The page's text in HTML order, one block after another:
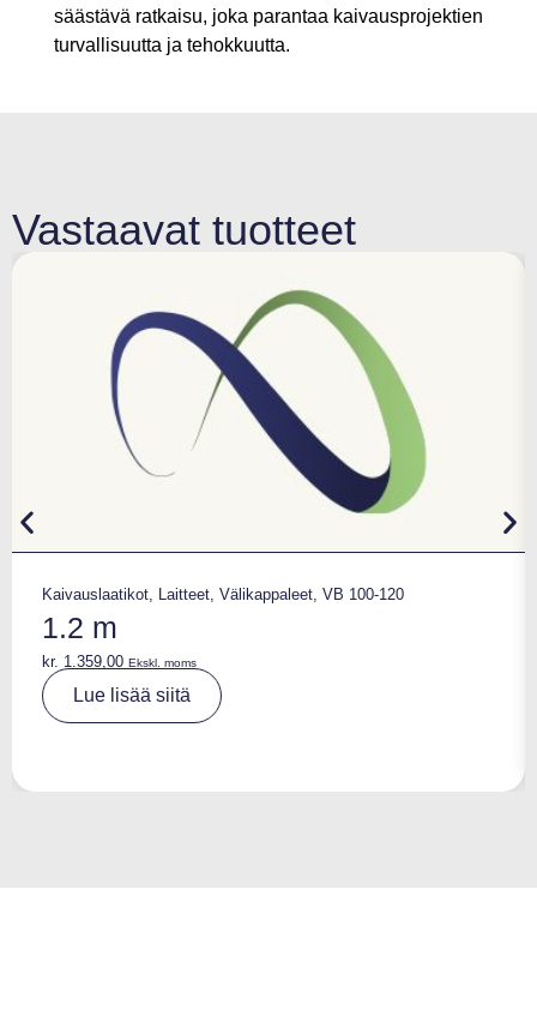
säästävä ratkaisu, joka parantaa kaivausprojektien
turvallisuutta ja tehokkuutta.
Vastaavat tuotteet
Kaivauslaatikot, Laitteet, Välikappaleet, VB 100-120
1.2 m
kr. 1.359,00 Ekskl. moms
Lue lisää siitä